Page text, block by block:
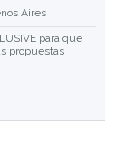
Aires
para que
propuestas